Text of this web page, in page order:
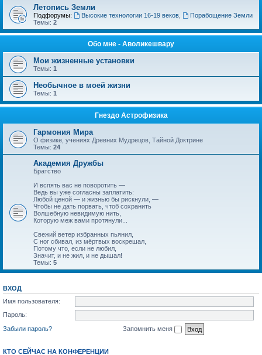
Летопись Земли
Подфорумы: Высокие технологии 16-19 веков,
Порабощение Земли
Темы: 2
Обо мне - Аволикешвару
Мои жизненные установки
Темы: 1
Необычное в моей жизни
Темы: 1
Гнездо Астрофизика
Гармония Мира
О физике, учениях Древних Мудрецов, Тайной Доктрине
Темы: 24
Академия Дружбы
Братство
И вспять вас не поворотить —
Ведь вы уже согласны заплатить:
Любой ценой — и жизнью бы рискнули, —
Чтобы не дать порвать, чтоб сохранить
Волшебную невидимую нить,
Которую меж вами протянули...
Свежий ветер избранных пьянил,
С ног сбивал, из мёртвых воскрешал,
Потому что, если не любил,
Значит, и не жил, и не дышал!
Темы: 5
ВХОД
Имя пользователя:
Пароль:
Забыли пароль?
Запомнить меня
КТО СЕЙЧАС НА КОНФЕРЕНЦИИ